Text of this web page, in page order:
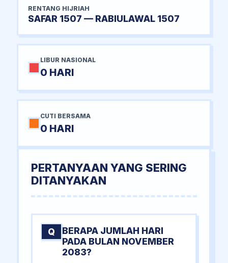
RENTANG HIJRIAH
SAFAR 1507 — RABIULAWAL 1507
LIBUR NASIONAL
0 HARI
CUTI BERSAMA
0 HARI
PERTANYAAN YANG SERING
DITANYAKAN
Q
BERAPA JUMLAH HARI
PADA BULAN NOVEMBER
2083?